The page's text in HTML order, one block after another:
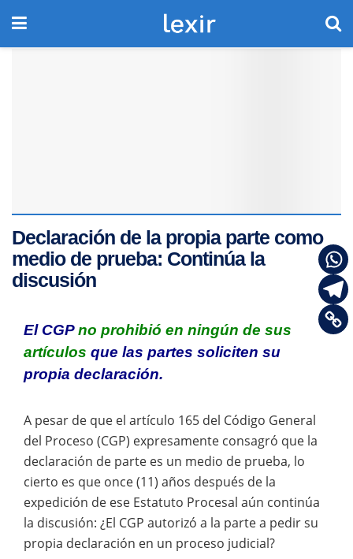
Declaración de la propia parte como
medio de prueba: Continúa la
discusión
El CGPno prohibió en ningún de sus
artículos que las partes soliciten su
propia declaración.
A pesar de que el artículo 165 del Código General
del Proceso (CGP) expresamente consagró que la
declaración de parte es un medio de prueba, lo
cierto es que once (11) años después de la
expedición de ese Estatuto Procesal aún continúa
la discusión: ¿El CGP autorizó a la parte a pedir su
propia declaración en un proceso judicial?